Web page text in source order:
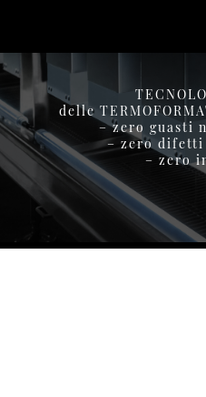
delle
– zero guasti
– zero
– zero